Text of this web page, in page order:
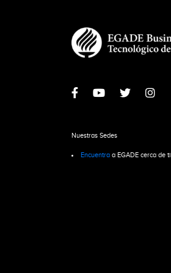
Nuestras Sedes
Encuentra a EGADE cerca de ti